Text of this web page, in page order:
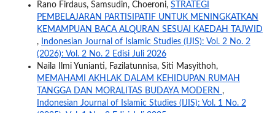
Rano Firdaus, Samsudin, Choeroni, STRATEGI
PEMBELAJARAN PARTISIPATIF UNTUK MENINGKATKAN
KEMAMPUAN BACA ALQURAN SESUAI KAEDAH TAJWID
,
Indonesian Journal of Islamic Studies (IJIS): Vol. 2 No. 2
(2026): Vol. 2 No. 2 Edisi Juli 2026
Naila Ilmi Yunianti, Fazilatunnisa, Siti Masyithoh,
MEMAHAMI AKHLAK DALAM KEHIDUPAN RUMAH
TANGGA DAN MORALITAS BUDAYA MODERN ,
Indonesian Journal of Islamic Studies (IJIS): Vol. 1 No. 2